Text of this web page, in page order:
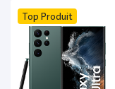
Top Produit